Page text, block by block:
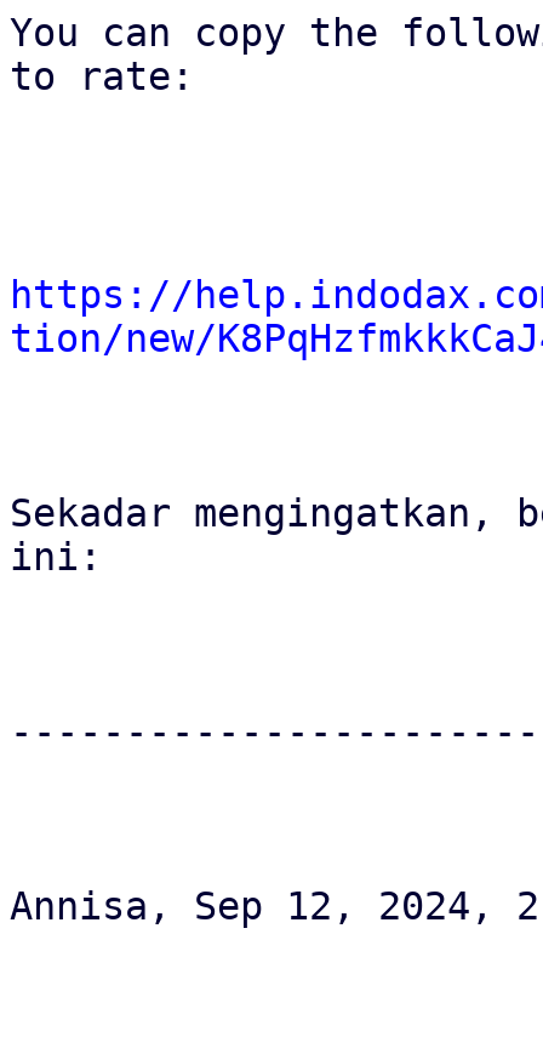
You can copy the
to rate:
https://
tion/new/
Sekadar
ini:
Annisa, Sep 12, 2024,